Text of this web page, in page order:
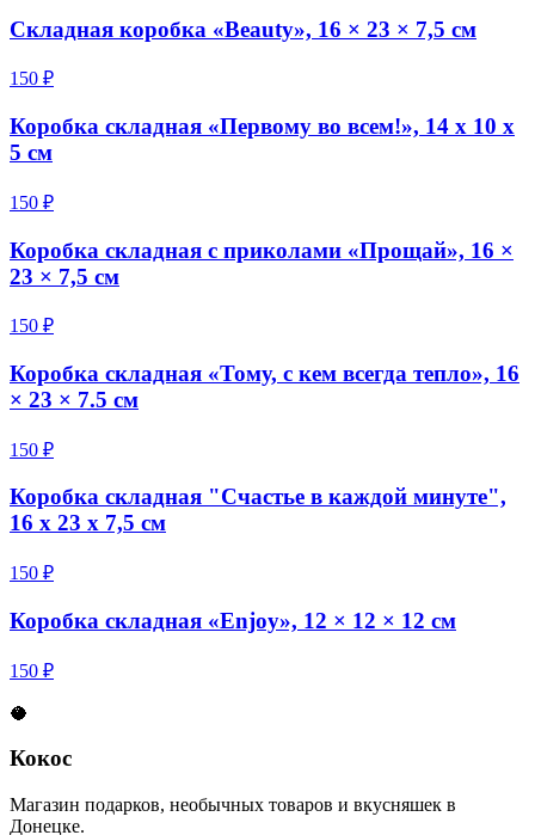
Складная коробка «Beauty», 16 × 23 × 7,5 см
150 ₽
Коробка складная «Первому во всем!», 14 х 10 х
5 см
150 ₽
Коробка складная с приколами «Прощай», 16 ×
23 × 7,5 см
150 ₽
Коробка складная «Тому, с кем всегда тепло», 16
× 23 × 7.5 см
150 ₽
Коробка складная "Счастье в каждой минуте",
16 х 23 х 7,5 см
150 ₽
Коробка складная «Enjoy», 12 × 12 × 12 см
150 ₽
🥥
Кокос
Магазин подарков, необычных товаров и вкусняшек в
Донецке.